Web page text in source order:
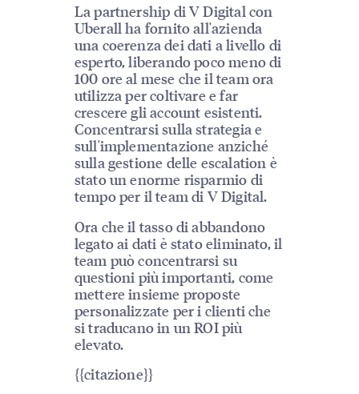
La partnership di V Digital con
Uberall ha fornito all'azienda
una coerenza dei dati a livello di
esperto, liberando poco meno di
100 ore al mese che il team ora
utilizza per coltivare e far
crescere gli account esistenti.
Concentrarsi sulla strategia e
sull'implementazione anziché
sulla gestione delle escalation è
stato un enorme risparmio di
tempo per il team di V Digital.
Ora che il tasso di abbandono
legato ai dati è stato eliminato, il
team può concentrarsi su
questioni più importanti, come
mettere insieme proposte
personalizzate per i clienti che
si traducano in un ROI più
elevato.
{{citazione}}